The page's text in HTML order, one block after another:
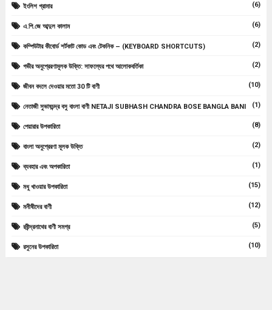
ইংলিশ গ্রামার (6)
এ.পি.জে আব্দুল কালাম (6)
কম্পিউটার কীবোর্ড শর্টকাট কোড এবং টেকনিক – (KEYBOARD SHORTCUTS) (2)
গভীর অনুপ্রেরণামূলক উক্তি: সাফল্যের পথে আলোকবর্তিকা (2)
জীবন বদলে দেওয়ার মতো 30 টি বাণী (10)
নেতাজী সুভাষচন্দ্র বসু বাংলা বাণী NETAJI SUBHASH CHANDRA BOSE BANGLA BANI (1)
পেয়ারার উপকারিতা (8)
বাংলা অনুপ্রেরণা মূলক উক্তি (2)
ব্যবহার এবং অপকারিতা (1)
মধু খাওয়ার উপকারিতা (15)
মনীষীদের বাণী (12)
রবীন্দ্রনাথের বাণী সমগ্র (5)
রসুনের উপকারিতা (10)